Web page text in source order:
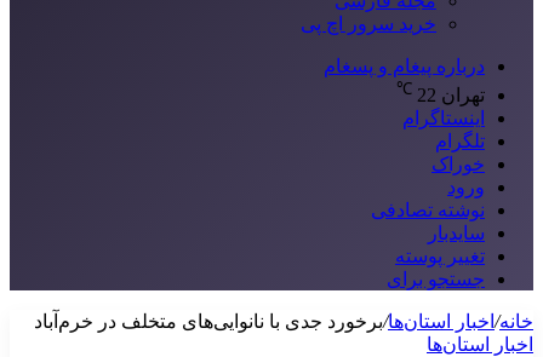
خرید سرور اچ پی
درباره پیغام و پسغام
تهران 22
℃
اینستاگرام
تلگرام
خوراک
ورود
نوشته تصادفی
سایدبار
تغییر پوسته
جستجو برای
خانه/ اخبار استان‌ها/برخورد جدی با نانوایی‌های متخلف در خرم‌آباد
اخبار استان‌ها